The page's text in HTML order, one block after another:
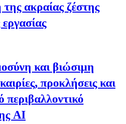
ακραίας ζέστης
και βιώσιμη
προκλήσεις και
περιβαλλοντικό
AI